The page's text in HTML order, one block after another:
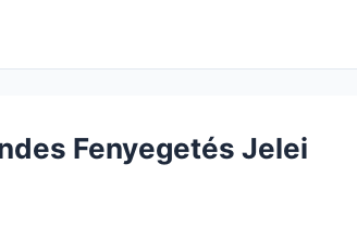
Fenyegetés Jelei